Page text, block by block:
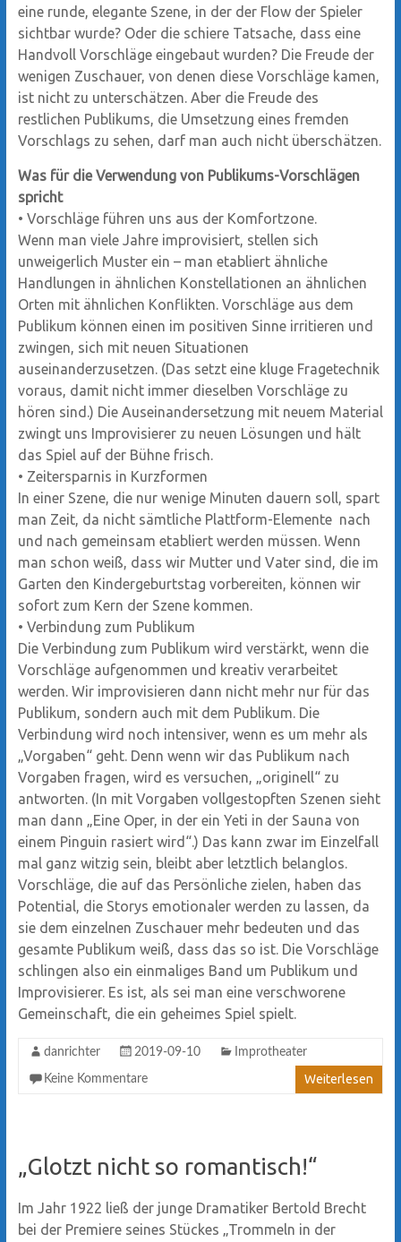
eine runde, elegante Szene, in der der Flow der Spieler
sichtbar wurde? Oder die schiere Tatsache, dass eine
Handvoll Vorschläge eingebaut wurden? Die Freude der
wenigen Zuschauer, von denen diese Vorschläge kamen,
ist nicht zu unterschätzen. Aber die Freude des
restlichen Publikums, die Umsetzung eines fremden
Vorschlags zu sehen, darf man auch nicht überschätzen.
Was für die Verwendung von Publikums-Vorschlägen
spricht
• Vorschläge führen uns aus der Komfortzone.
Wenn man viele Jahre improvisiert, stellen sich
unweigerlich Muster ein – man etabliert ähnliche
Handlungen in ähnlichen Konstellationen an ähnlichen
Orten mit ähnlichen Konflikten. Vorschläge aus dem
Publikum können einen im positiven Sinne irritieren und
zwingen, sich mit neuen Situationen
auseinanderzusetzen. (Das setzt eine kluge Fragetechnik
voraus, damit nicht immer dieselben Vorschläge zu
hören sind.) Die Auseinandersetzung mit neuem Material
zwingt uns Improvisierer zu neuen Lösungen und hält
das Spiel auf der Bühne frisch.
• Zeitersparnis in Kurzformen
In einer Szene, die nur wenige Minuten dauern soll, spart
man Zeit, da nicht sämtliche Plattform-Elemente nach
und nach gemeinsam etabliert werden müssen. Wenn
man schon weiß, dass wir Mutter und Vater sind, die im
Garten den Kindergeburtstag vorbereiten, können wir
sofort zum Kern der Szene kommen.
• Verbindung zum Publikum
Die Verbindung zum Publikum wird verstärkt, wenn die
Vorschläge aufgenommen und kreativ verarbeitet
werden. Wir improvisieren dann nicht mehr nur für das
Publikum, sondern auch mit dem Publikum. Die
Verbindung wird noch intensiver, wenn es um mehr als
„Vorgaben“ geht. Denn wenn wir das Publikum nach
Vorgaben fragen, wird es versuchen, „originell“ zu
antworten. (In mit Vorgaben vollgestopften Szenen sieht
man dann „Eine Oper, in der ein Yeti in der Sauna von
einem Pinguin rasiert wird“.) Das kann zwar im Einzelfall
mal ganz witzig sein, bleibt aber letztlich belanglos.
Vorschläge, die auf das Persönliche zielen, haben das
Potential, die Storys emotionaler werden zu lassen, da
sie dem einzelnen Zuschauer mehr bedeuten und das
gesamte Publikum weiß, dass das so ist. Die Vorschläge
schlingen also ein einmaliges Band um Publikum und
Improvisierer. Es ist, als sei man eine verschworene
Gemeinschaft, die ein geheimes Spiel spielt.
danrichter 2019-09-10 Improtheater
Keine Kommentare Weiterlesen
„Glotzt nicht so romantisch!“
Im Jahr 1922 ließ der junge Dramatiker Bertold Brecht
bei der Premiere seines Stückes „Trommeln in der